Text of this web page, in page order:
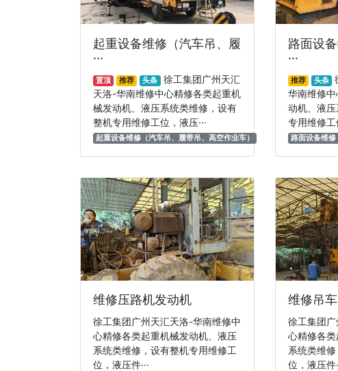
起重设备维修（汽车吊、履
···
置顶 推荐 头条 徐工集团广州天汇
天洛-华南维修中心精修各类起重机
械发动机、液压系统类维修，设有
整机专用维修工位，液压···
起重设备维修（汽车吊、履带吊、高空作业车）
路面设
···
推荐 头条
华南维修
动机、液
专用维修工
路面设备维修
维修压路机发动机
徐工集团广州天汇天洛-华南维修中
心精修各类起重机械发动机、液压
系统类维修，设有整机专用维修工
位，液压件···
维修吊车
徐工集团
心精修各
系统类维
位，液压件